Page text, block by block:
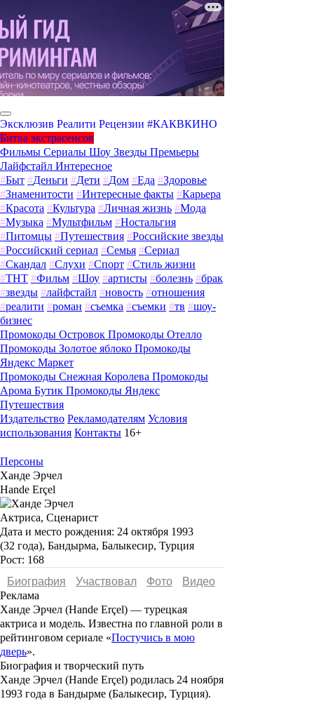
Эксклюзив Реалити Рецензии #КАКВКИНО
Битва экстрасенсов
Фильмы Сериалы Шоу Звезды Премьеры
Лайфстайл Интересное
#Быт #Деньги #Дети #Дом #Еда #Здоровье
#Знаменитости #Интересные факты #Карьера
#Красота #Культура #Личная жизнь #Мода
#Музыка #Мультфильм #Ностальгия
#Питомцы #Путешествия #Российские звезды
#Российский сериал #Семья #Сериал
#Скандал #Слухи #Спорт #Стиль жизни
#ТНТ #Фильм #Шоу #артисты #болезнь #брак
#звезды #лайфстайл #новость #отношения
#реалити #роман #съемка #съемки #тв #шоу-
бизнес
Промокоды Островок Промокоды Отелло
Промокоды Золотое яблоко Промокоды
Яндекс Маркет
Промокоды Снежная Королева Промокоды
Арома Бутик Промокоды Яндекс
Путешествия
Издательство Рекламодателям Условия
использования Контакты 16+
Персоны
Ханде Эрчел
Hande Erçel
Актриса, Сценарист
Дата и место рождения: 24 октября 1993
(32 года), Бандырма, Балыкесир, Турция
Рост: 168
Биография
Участвовал Фото
Видеo
Реклама
Ханде Эрчел (Hande Erçel) — турецкая
актриса и модель. Известна по главной роли в
рейтинговом сериале «Постучись в мою
дверь».
Биография и творческий путь
Ханде Эрчел (Hande Erçel) родилась 24 ноября
1993 года в Бандырме (Балыкесир, Турция).